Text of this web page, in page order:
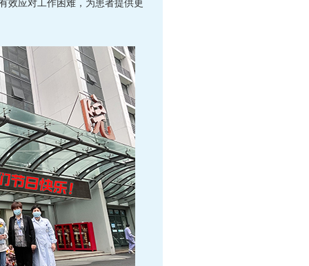
效应对工作困难，为患者提供更